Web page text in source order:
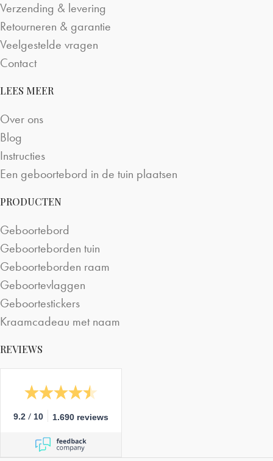
Verzending & levering
Retourneren & garantie
Veelgestelde vragen
Contact
LEES MEER
Over ons
Blog
Instructies
Een geboortebord in de tuin plaatsen
PRODUCTEN
Geboortebord
Geboorteborden tuin
Geboorteborden raam
Geboortevlaggen
Geboortestickers
Kraamcadeau met naam
REVIEWS
9.2 / 10 1.690 reviews